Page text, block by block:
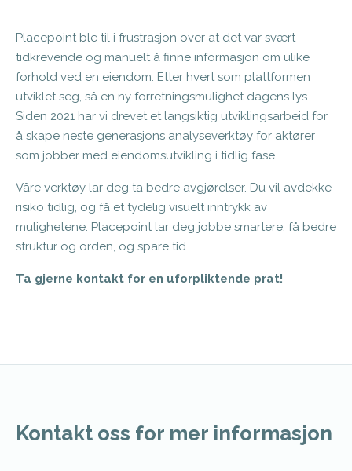
Placepoint ble til i frustrasjon over at det var svært
tidkrevende og manuelt å finne informasjon om ulike
forhold ved en eiendom. Etter hvert som plattformen
utviklet seg, så en ny forretningsmulighet dagens lys.
Siden 2021 har vi drevet et langsiktig utviklingsarbeid for
å skape neste generasjons analyseverktøy for aktører
som jobber med eiendomsutvikling i tidlig fase.
Våre verktøy lar deg ta bedre avgjørelser. Du vil avdekke
risiko tidlig, og få et tydelig visuelt inntrykk av
mulighetene. Placepoint lar deg jobbe smartere, få bedre
struktur og orden, og spare tid.
Ta gjerne kontakt for en uforpliktende prat!
Kontakt oss for mer informasjon